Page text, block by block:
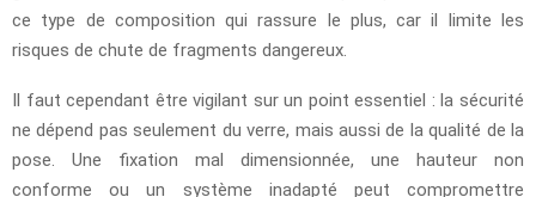
ce type de composition qui rassure le plus, car il limite les
risques de chute de fragments dangereux.
Il faut cependant être vigilant sur un point essentiel : la sécurité
ne dépend pas seulement du verre, mais aussi de la qualité de la
pose. Une fixation mal dimensionnée, une hauteur non
conforme ou un système inadapté peut compromettre